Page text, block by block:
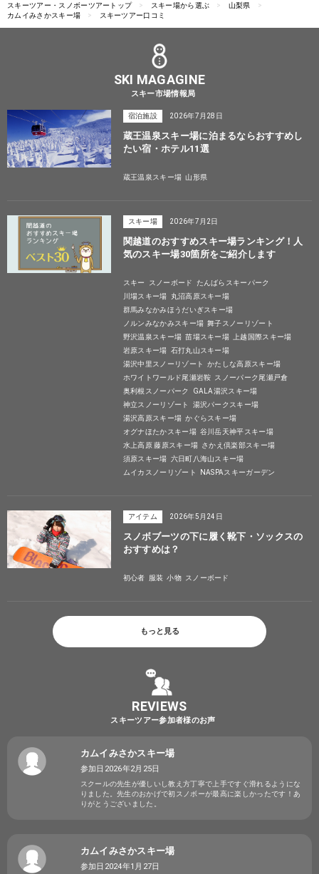
スキーツアー・スノボーツアートップ スキー場から選ぶ
山梨県
カムイみさかスキー場
スキーツアー口コミ
SKI MAGAGINE
スキー市場情報局
宿泊施設 2026年7月28日
蔵王温泉スキー場に泊まるならおすすめし
たい宿・ホテル11選
蔵王温泉スキー場 山形県
スキー場 2026年7月2日
関越道のおすすめスキー場ランキング！人
気のスキー場30箇所をご紹介します
スキー スノーボード
たんばらスキーパーク
川場スキー場
丸沼高原スキー場
群馬みなかみほうだいぎスキー場
ノルンみなかみスキー場 舞子スノーリゾート
野沢温泉スキー場 苗場スキー場
上越国際スキー場
岩原スキー場 石打丸山スキー場
湯沢中里スノーリゾート
かたしな高原スキー場
ホワイトワールド尾瀬岩鞍 スノーパーク尾瀬戸倉
奥利根スノーパーク
GALA湯沢スキー場
神立スノーリゾート
湯沢パークスキー場
湯沢高原スキー場 かぐらスキー場
オグナほたかスキー場 谷川岳天神平スキー場
水上高原 藤原スキー場 さかえ倶楽部スキー場
須原スキー場 六日町八海山スキー場
ムイカスノーリゾート
NASPAスキーガーデン
アイテム 2026年5月24日
スノボブーツの下に履く靴下・ソックスの
おすすめは？
初心者 服装 小物 スノーボード
もっと見る
REVIEWS
スキーツアー参加者様のお声
カムイみさかスキー場
参加日2026年2月25日
スクールの先生が優しいし教え方丁寧で上手ですぐ滑れるようにな
りました。先生のおかげで初スノボーが最高に楽しかったです！あ
りがとうございました。
カムイみさかスキー場
参加日2024年1月27日